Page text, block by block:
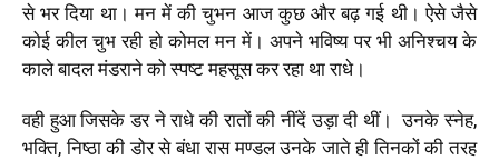
से भर दिया था। मन में की चुभन आज कुछ और बढ़ गई थी। ऐसे जैसे
कोई कील चुभ रही हो कोमल मन में। अपने भविष्य पर भी अनिश्चय के
काले बादल मंडराने को स्पष्ट महसूस कर रहा था राधे।
वही हुआ जिसके डर ने राधे की रातों की नींदें उड़ा दी थीं। उनके स्नेह,
भक्ति, निष्ठा की डोर से बंधा रास मण्डल उनके जाते ही तिनकों की तरह